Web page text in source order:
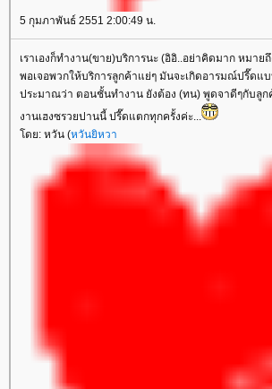
5 กุมภาพันธ์ 2551 2:00:49 น.
เราเองก็ทำงาน(ขาย)บริการนะ (อิอิ..อย่าคิดมาก หมาย
พอเจอพวกให้บริการลูกค้าแย่ๆ มันจะเกิดอารมณ์ปรี๊ด
ประมาณว่า ตอนชั้นทำงาน ยังต้อง (ทน) พูดจาดีๆกับลูก
งานเฮงซรวยปานนี้ ปรี๊ดแตกทุกครั้งค่ะ...
ดย: หวัน (หวันยิหวา